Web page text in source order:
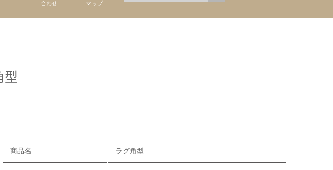
合わせ
マップ
型
商品名 ラグ角型